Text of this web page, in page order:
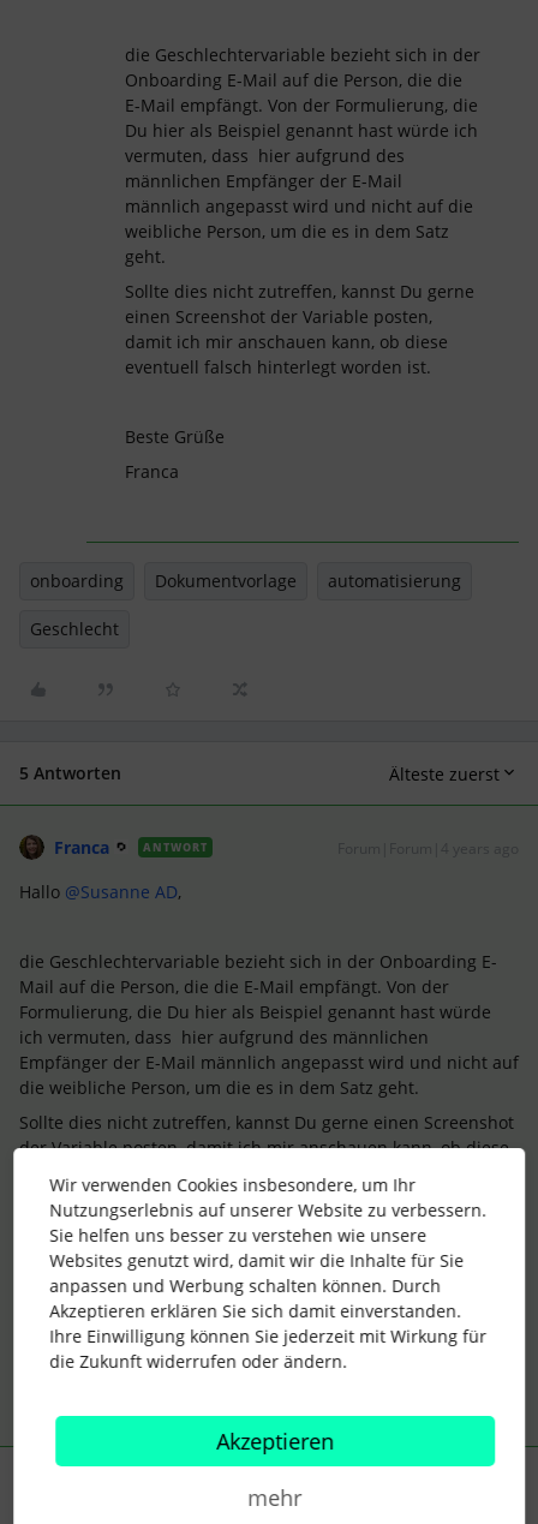
die Geschlechtervariable bezieht sich in der
Onboarding E-Mail auf die Person, die die
E-Mail empfängt. Von der Formulierung, die
Du hier als Beispiel genannt hast würde ich
vermuten, dass hier aufgrund des
männlichen Empfänger der E-Mail
männlich angepasst wird und nicht auf die
weibliche Person, um die es in dem Satz
geht.
Sollte dies nicht zutreffen, kannst Du gerne
einen Screenshot der Variable posten,
damit ich mir anschauen kann, ob diese
eventuell falsch hinterlegt worden ist.
Beste Grüße
Franca
onboarding Dokumentvorlage automatisierung
Geschlecht
5 Antworten Älteste zuerst
Franca ANTWORT
Hallo @Susanne AD,
die Geschlechtervariable bezieht sich in der Onboarding E-
Mail auf die Person, die die E-Mail empfängt. Von der
Formulierung, die Du hier als Beispiel genannt hast würde
ich vermuten, dass hier aufgrund des männlichen
Empfänger der E-Mail männlich angepasst wird und nicht auf
die weibliche Person, um die es in dem Satz geht.
Sollte dies nicht zutreffen, kannst Du gerne einen Screenshot
der Variable posten, damit ich mir anschauen kann, ob diese
eventuell falsch hinterlegt worden ist.
Beste Grüße
Franca
1 Personen gefällt dies
Wir verwenden Cookies insbesondere, um Ihr
Nutzungserlebnis auf unserer Website zu verbessern.
Sie helfen uns besser zu verstehen wie unsere
Websites genutzt wird, damit wir die Inhalte für Sie
anpassen und Werbung schalten können. Durch
Akzeptieren erklären Sie sich damit einverstanden.
Ihre Einwilligung können Sie jederzeit mit Wirkung für
die Zukunft widerrufen oder ändern.
Akzeptieren
mehr